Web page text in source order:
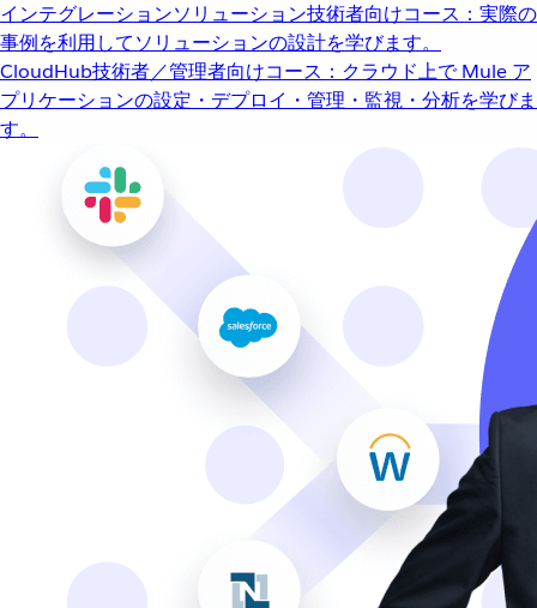
インテグレーションソリューション技術者向けコース：実際の
事例を利用してソリューションの設計を学びます。
CloudHub技術者／管理者向けコース：クラウド上で Mule ア
プリケーションの設定・デプロイ・管理・監視・分析を学びま
す。